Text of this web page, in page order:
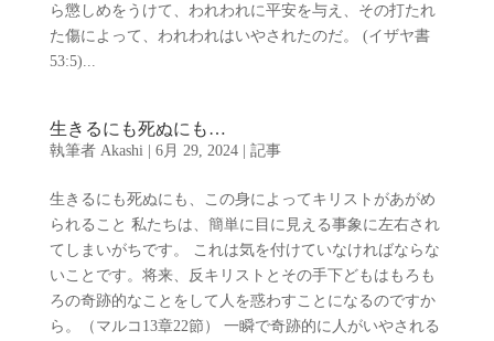
ら懲しめをうけて、われわれに平安を与え、その打たれ
た傷によって、われわれはいやされたのだ。 (イザヤ書
53:5)...
生きるにも死ぬにも…
執筆者 Akashi 6月 29, 2024| 記事
生きるにも死ぬにも、この身によってキリストがあがめ
られること 私たちは、簡単に目に見える事象に左右され
てしまいがちです。 これは気を付けていなければならな
いことです。将来、反キリストとその手下どもはもろも
ろの奇跡的なことをして人を惑わすことになるのですか
ら。（マルコ13章22節） 一瞬で奇跡的に人がいやされる